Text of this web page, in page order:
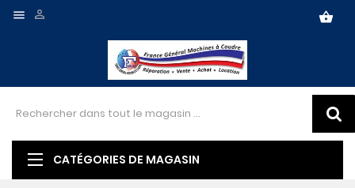
 shopping_basket

CATÉGORIES DE MAGASIN